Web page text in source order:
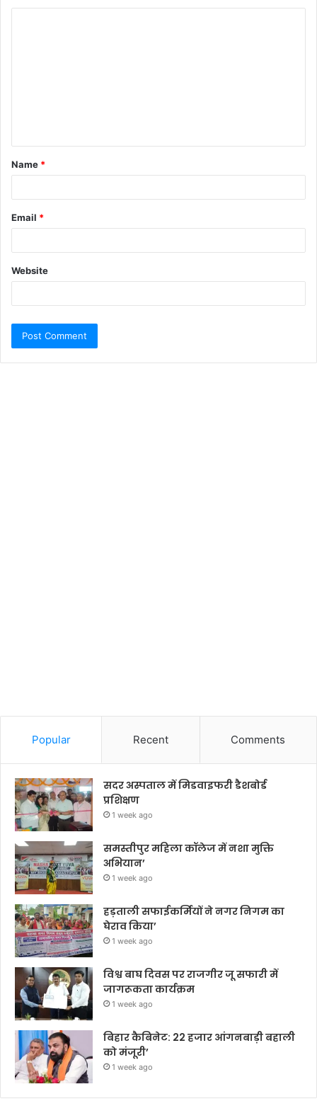
Name *
Email *
Website
Popular Recent Comments
सदर अस्पताल में मिडवाइफरी डैशबोर्ड
प्रशिक्षण
1 week ago
समस्तीपुर महिला कॉलेज में नशा मुक्ति
अभियान’
1 week ago
हड़ताली सफाईकर्मियों ने नगर निगम का
घेराव किया’
1 week ago
विश्व बाघ दिवस पर राजगीर जू सफारी में
जागरूकता कार्यक्रम
1 week ago
बिहार कैबिनेट: 22 हजार आंगनबाड़ी बहाली
को मंजूरी’
1 week ago